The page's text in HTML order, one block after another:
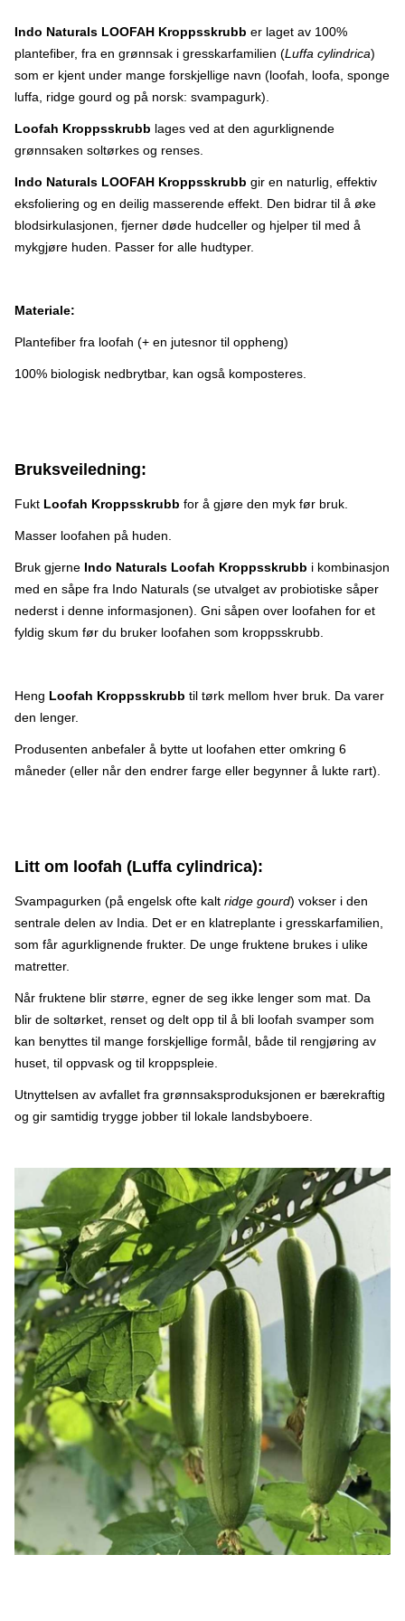
Organization. Det innebærer at de er underlagt et omfattende
kontrollsystem, som sikrer rettferdig handel og miljøansvarlighet i
alle leddene i verdikjeden. Derfor kan du være helt sikker på at
alle de som er involvert i produksjonen av disse loofah
kroppsskrubbene har gode og trygge arbeidsforhold og at de
mottar en anstendig lønn. Alle produktene fra Indo Naturals
blir dyrket av de lokale bøndene. Sjekk hele sortimentet fra Indo
Indo Naturals LOOFAH Kroppsskrubb er laget av 100%
plantefiber, fra en grønnsak i gresskarfamilien (Luffa cylindrica)
som er kjent under mange forskjellige navn (loofah, loofa, sponge
luffa, ridge gourd og på norsk: svampagurk).
Loofah Kroppsskrubb lages ved at den agurklignende
grønnsaken soltørkes og renses.
Indo Naturals LOOFAH Kroppsskrubb gir en naturlig, effektiv
eksfoliering og en deilig masserende effekt. Den bidrar til å øke
blodsirkulasjonen, fjerner døde hudceller og hjelper til med å
mykgjøre huden. Passer for alle hudtyper.
Materiale:
Plantefiber fra loofah (+ en jutesnor til oppheng)
100% biologisk nedbrytbar, kan også komposteres.
Bruksveiledning:
Fukt Loofah Kroppsskrubb for å gjøre den myk før bruk.
Masser loofahen på huden.
Bruk gjerne Indo Naturals Loofah Kroppsskrubb i kombinasjon
med en såpe fra Indo Naturals (se utvalget av probiotiske såper
nederst i denne informasjonen). Gni såpen over loofahen for et
fyldig skum før du bruker loofahen som kroppsskrubb.
Heng Loofah Kroppsskrubb til tørk mellom hver bruk. Da varer
den lenger.
Produsenten anbefaler å bytte ut loofahen etter omkring 6
måneder (eller når den endrer farge eller begynner å lukte rart).
Litt om loofah (Luffa cylindrica):
Svampagurken (på engelsk ofte kalt ridge gourd) vokser i den
sentrale delen av India. Det er en klatreplante i gresskarfamilien,
som får agurklignende frukter. De unge fruktene brukes i ulike
matretter.
Når fruktene blir større, egner de seg ikke lenger som mat. Da
blir de soltørket, renset og delt opp til å bli loofah svamper som
kan benyttes til mange forskjellige formål, både til rengjøring av
huset, til oppvask og til kroppspleie.
Utnyttelsen av avfallet fra grønnsaksproduksjonen er bærekraftig
og gir samtidig trygge jobber til lokale landsbyboere.